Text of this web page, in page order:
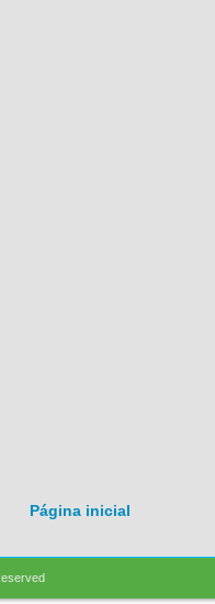
Página inicial